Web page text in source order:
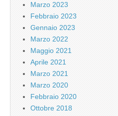
Marzo 2023
Febbraio 2023
Gennaio 2023
Marzo 2022
Maggio 2021
Aprile 2021
Marzo 2021
Marzo 2020
Febbraio 2020
Ottobre 2018